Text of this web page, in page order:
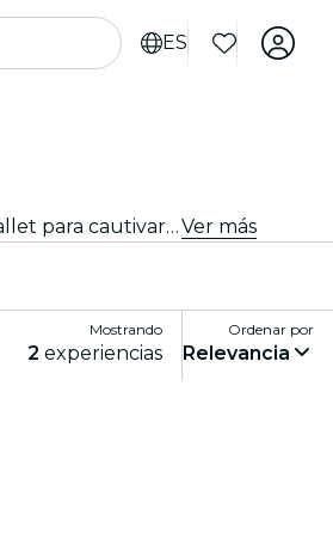
ES
Desde obras maestras emblemáticas hasta nuevas y atrevidas coreografías, Mannheim ofrece una variada gama de espectáculos de ballet para cautivar a públicos de todas las edades. Piérdete en los impresionantes movimientos, el asombroso vestuario y la emotiva narrativa que definen esta exquisita forma de arte.Ver más
Mostrando
2 experiencias
Ordenar por
Relevancia